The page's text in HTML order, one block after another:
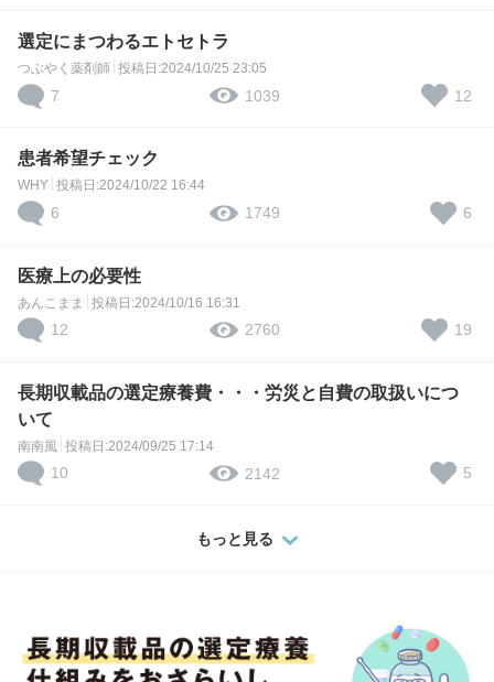
選定にまつわるエトセトラ
つぶやく薬剤師 投稿日:2024/10/25 23:05
7 1039 12
患者希望チェック
WHY 投稿日:2024/10/22 16:44
6 1749 6
医療上の必要性
あんこまま 投稿日:2024/10/16 16:31
12 2760 19
長期収載品の選定療養費・・・労災と自費の取扱いにつ
いて
南南風 投稿日:2024/09/25 17:14
10 2142 5
もっと見る